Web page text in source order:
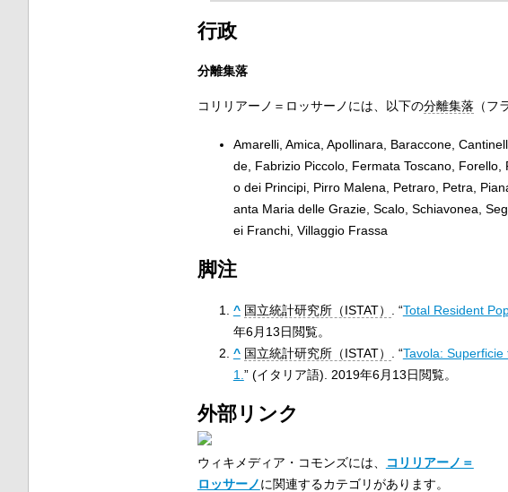
行政
分離集落
コリリアーノ＝ロッサーノには、以下の分離集落 （フ
Amarelli, Amica, Apollinara, Baraccone,
de, Fabrizio Piccolo, Fermata Toscano,
o dei Principi, Pirro Malena, Petraro, Petra,
anta Maria delle Grazie, Scalo, Schiavonea,
ei Franchi, Villaggio Frassa
脚注
^ 国立統計研究所（ISTAT） . “Total Resident
年6月13日閲覧。
^ 国立統計研究所（ISTAT） . “Tavola:
1. ” (イタリア語). 2019年6月13日閲覧。
外部リンク
ウィキメディア・コモンズには、
コリリアーノ＝
ロッサーノに関連するカテゴリがあります。